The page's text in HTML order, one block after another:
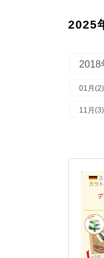
2025
2018
01月(2)
11月(3)